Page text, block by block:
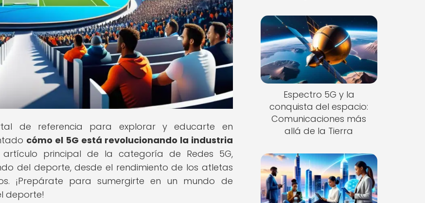
de referencia para explorar y educarte en
cómo el 5G está revolucionando la industria
artículo principal de la categoría de Redes 5G,
del deporte, desde el rendimiento de los atletas
¡Prepárate para sumergirte en un mundo de
deporte!
Espectro 5G y la
conquista del espacio:
Comunicaciones más
allá de la Tierra